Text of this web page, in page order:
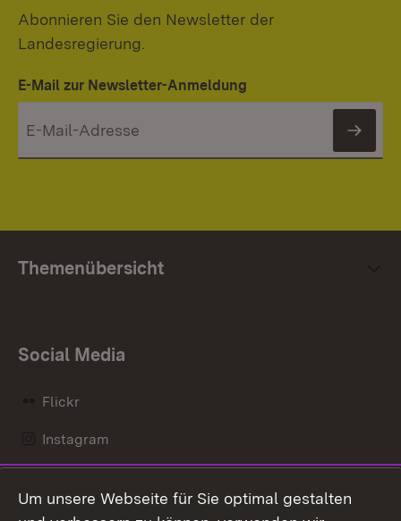
Abonnieren Sie den Newsletter der
Landesregierung.
E-Mail zur Newsletter-Anmeldung
Themenübersicht
Social Media
Flickr
Instagram
Mastodon
Um unsere Webseite für Sie optimal gestalten